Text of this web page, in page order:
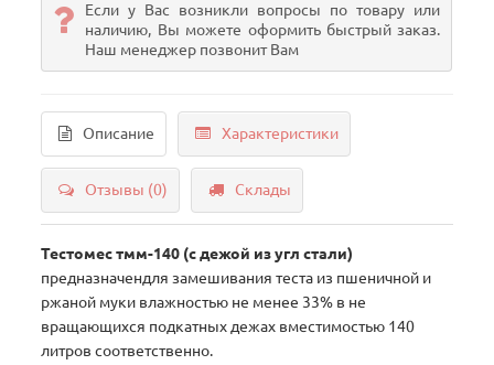
Если у Вас возникли вопросы по товару или
наличию, Вы можете оформить быстрый заказ.
Наш менеджер позвонит Вам
Описание Характеристики
Отзывы (0) Склады
Тестомес тмм-140 (с дежой из угл стали)
предназначендля замешивания теста из пшеничной и
ржаной муки влажностью не менее 33% в не
вращающихся подкатных дежах вместимостью 140
литров соответственно.